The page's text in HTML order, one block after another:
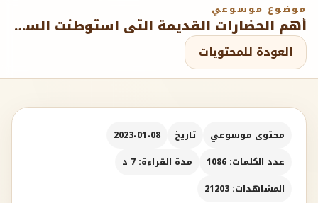
موضوع موسوعي
أهم الحضارات القديمة التي استوطنت السعودية
العودة للمحتويات
محتوى موسوعي تاريخ
2023-01-08
عدد الكلمات: 1086
مدة القراءة: 7 د
المشاهدات: 21203